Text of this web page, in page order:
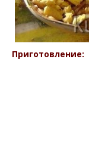
Приготовление: